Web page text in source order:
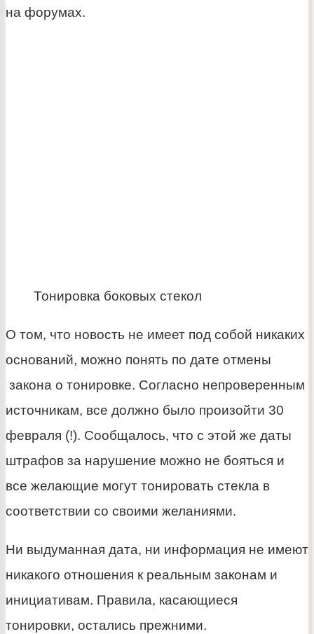
на форумах.
Тонировка боковых стекол
О том, что новость не имеет под собой никаких
оснований, можно понять по дате отмены
закона о тонировке. Согласно непроверенным
источникам, все должно было произойти 30
февраля (!). Сообщалось, что с этой же даты
штрафов за нарушение можно не бояться и
все желающие могут тонировать стекла в
соответствии со своими желаниями.
Ни выдуманная дата, ни информация не имеют
никакого отношения к реальным законам и
инициативам. Правила, касающиеся
тонировки, остались прежними.